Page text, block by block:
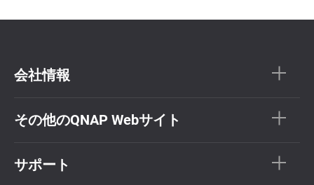
会社情報
その他のQNAP Webサイト
サポート